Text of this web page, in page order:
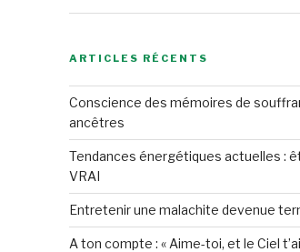
ARTICLES RÉCENTS
Conscience des mémoires de
ancêtres
Tendances énergétiques actuelles :
VRAI
Entretenir une malachite devenue
A ton compte : « Aime-toi, et le Ciel